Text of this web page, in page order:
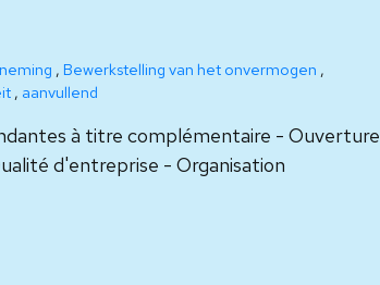
, Bewerkstelling van het onvermogen ,
, aanvullend
à titre complémentaire - Ouverture
d'entreprise - Organisation